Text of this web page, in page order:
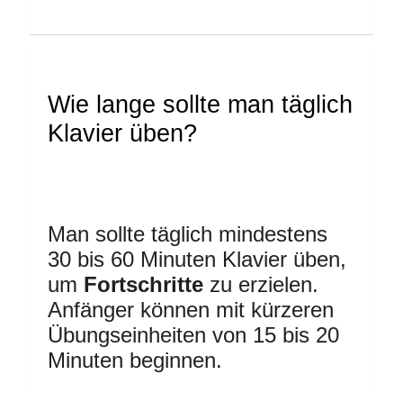
Wie lange sollte man täglich
Klavier üben?
Man sollte täglich mindestens
30 bis 60 Minuten Klavier üben,
um Fortschritte zu erzielen.
Anfänger können mit kürzeren
Übungseinheiten von 15 bis 20
Minuten beginnen.